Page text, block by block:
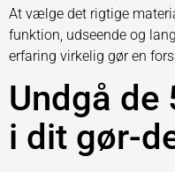
At vælge det rigtige
funktion, udseende og
erfaring virkelig gør en
Undgå de
i dit gør-